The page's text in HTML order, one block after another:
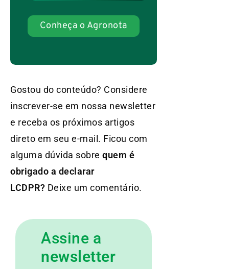
Conheça o Agronota
Gostou do conteúdo? Considere
inscrever-se em nossa newsletter
e receba os próximos artigos
direto em seu e-mail. Ficou com
alguma dúvida sobre quem é
obrigado a declarar
LCDPR? Deixe um comentário.
Assine a
newsletter